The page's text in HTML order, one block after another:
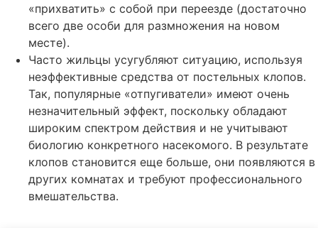
«прихватить» с собой при переезде (достаточно
всего две особи для размножения на новом
месте).
Часто жильцы усугубляют ситуацию, используя
неэффективные средства от постельных клопов.
Так, популярные «отпугиватели» имеют очень
незначительный эффект, поскольку обладают
широким спектром действия и не учитывают
биологию конкретного насекомого. В результате
клопов становится еще больше, они появляются в
других комнатах и требуют профессионального
вмешательства.